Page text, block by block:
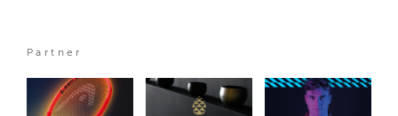
Partner